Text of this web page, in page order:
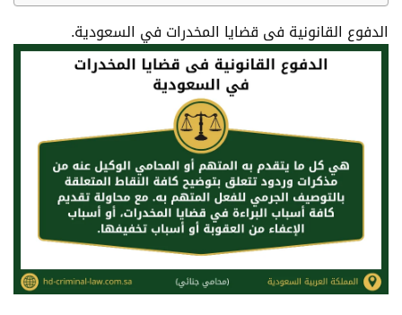
الدفوع القانونية فى قضايا المخدرات في السعودية.